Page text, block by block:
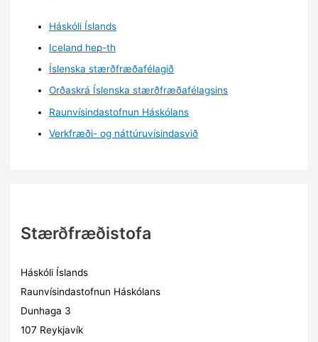
Háskóli Íslands
Iceland hep-th
Íslenska stærðfræðafélagið
Orðaskrá Íslenska stærðfræðafélagsins
Raunvísindastofnun Háskólans
Verkfræði- og náttúruvísindasvið
Stærðfræðistofa
Háskóli Íslands
Raunvísindastofnun Háskólans
Dunhaga 3
107 Reykjavík